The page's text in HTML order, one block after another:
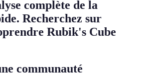
complète de la
Recherchez sur
Rubik's Cube
communauté